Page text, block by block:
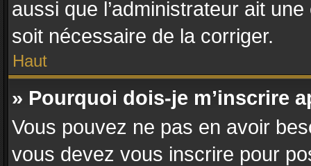
aussi que l’administrateur ait
soit nécessaire de la corriger.
Haut
» Pourquoi dois-je m’inscrire
Vous pouvez ne pas en avoir
vous devez vous inscrire pour